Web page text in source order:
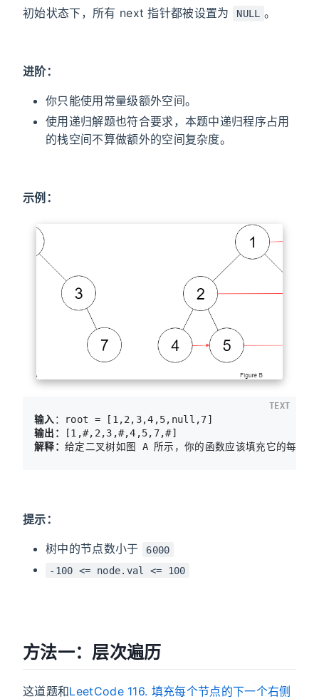
初始状态下，所有 next 指针都被设置为 NULL 。
进阶：
你只能使用常量级额外空间。
使用递归解题也符合要求，本题中递归程序占用
的栈空间不算做额外的空间复杂度。
示例：
输入
输出：
解释： 给定二叉树如图 A 所示，你的函数应该填充它的每
TEXT
提示：
树中的节点数小于
6000
-100 <= node.val <= 100
方法一：层次遍历
这道题和LeetCode 116. 填充每个节点的下一个右侧